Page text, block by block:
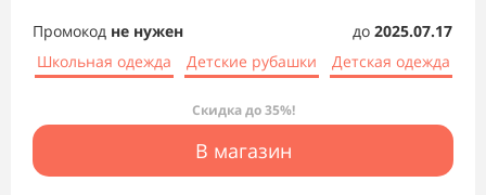
Промокод не нужен до 2025.07.17
Школьная одежда
Детские рубашки Детская одежда
Скидка до 35%!
В магазин